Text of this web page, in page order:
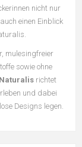
nicht nur
einen Einblick
mulesingfreier
sowie ohne
Naturalis richtet
und dabei
Designs legen.